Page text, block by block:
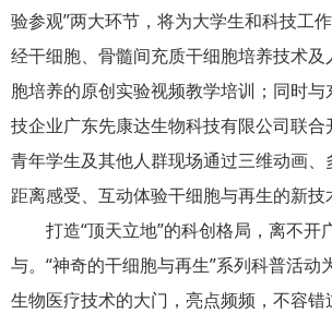
验参观”两大环节，将为大学生和科技工
经干细胞、骨髓间充质干细胞培养技术及
胞培养的原创实验视频教学培训；同时
技企业广东先康达生物科技有限公司联合
青年学生及其他人群现场通过三维动画、
距离感受、互动体验干细胞与再生的新技
打造“顶天立地”的科创格局，离不开
与。“神奇的干细胞与再生”系列科普活动
生物医疗技术的大门，亮点频频，不容错